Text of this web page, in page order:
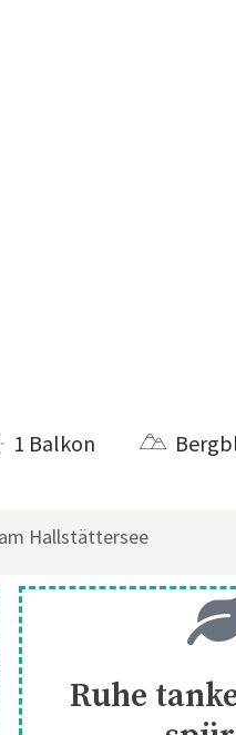
1 Balkon
Hallstättersee
Ruhe